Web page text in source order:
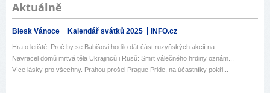
Aktuálně
Blesk Vánoce Kalendář svátků 2025 INFO.cz
Hra o letiště. Proč by se Babišovi hodilo dát část ruzyňských akcií na...
Navracel domů mrtvá těla Ukrajinců i Rusů: Smrt válečného hrdiny oznám...
Více lásky pro všechny. Prahou prošel Prague Pride, na účastníky pokři...